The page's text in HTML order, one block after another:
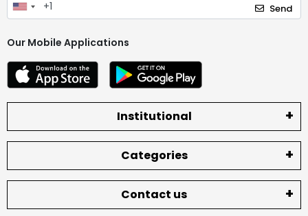
Send
Our Mobile Applications
Institutional
Categories
Contact us